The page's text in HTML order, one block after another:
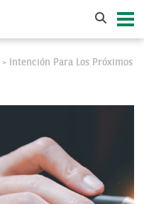
>
Intención Para Los Próximos